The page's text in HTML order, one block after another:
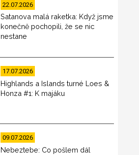
22.07.2026
Satanova malá raketka: Když jsme
konečně pochopili, že se nic
nestane
17.07.2026
Highlands a Islands turné Loes &
Honza #1: K majáku
09.07.2026
Nebeztebe: Co pošlem dál